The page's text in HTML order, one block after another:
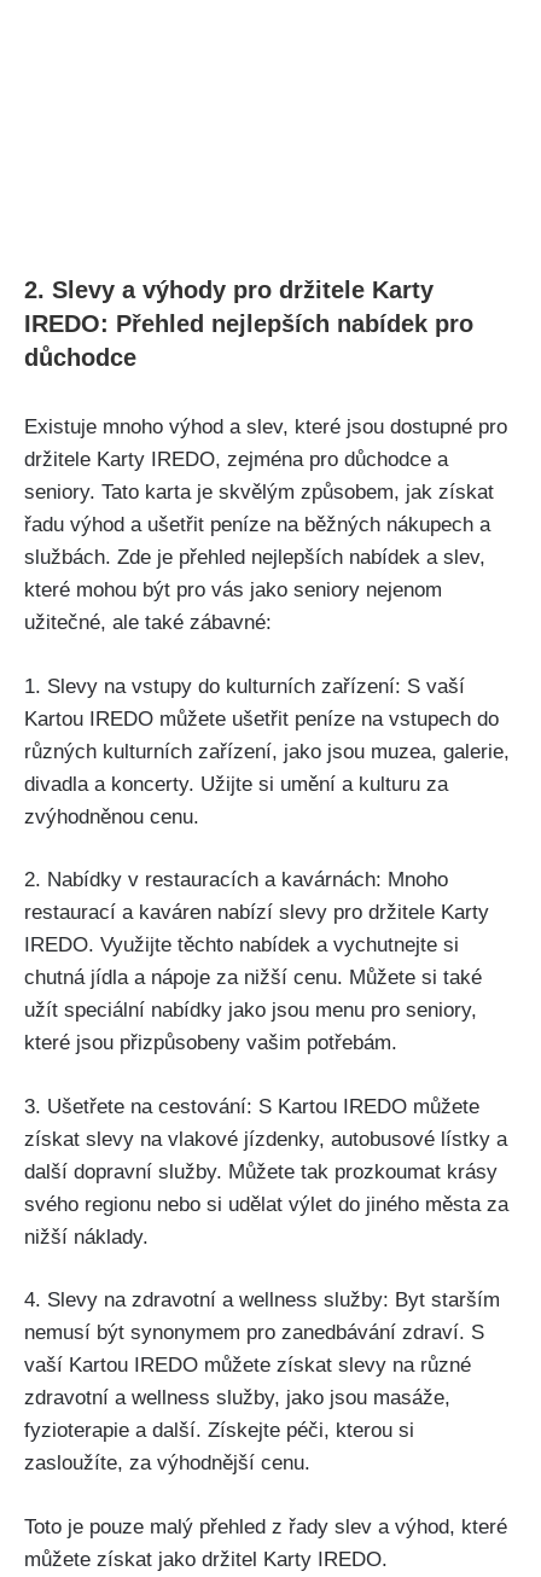
2. Slevy a výhody pro držitele Karty
IREDO: Přehled nejlepších nabídek pro
důchodce
Existuje mnoho výhod a slev, které jsou dostupné pro
držitele Karty IREDO, zejména pro důchodce a
seniory. Tato karta je skvělým způsobem, jak získat
řadu výhod a ušetřit peníze na běžných nákupech a
službách. Zde je přehled nejlepších nabídek a slev,
které mohou být pro vás jako seniory nejenom
užitečné, ale také zábavné:
1. Slevy na vstupy do kulturních zařízení: S vaší
Kartou IREDO můžete ušetřit peníze na vstupech do
různých kulturních zařízení, jako jsou muzea, galerie,
divadla a koncerty. Užijte si umění a kulturu za
zvýhodněnou cenu.
2. Nabídky v restauracích a kavárnách: Mnoho
restaurací a kaváren nabízí slevy pro držitele Karty
IREDO. Využijte těchto nabídek a vychutnejte si
chutná jídla a nápoje za nižší cenu. Můžete si také
užít speciální nabídky jako jsou menu pro seniory,
které jsou přizpůsobeny vašim potřebám.
3. Ušetřete na cestování: S Kartou IREDO můžete
získat slevy na vlakové jízdenky, autobusové lístky a
další dopravní služby. Můžete tak prozkoumat krásy
svého regionu nebo si udělat výlet do jiného města za
nižší náklady.
4. Slevy na zdravotní a wellness služby: Byt starším
nemusí být synonymem pro zanedbávání zdraví. S
vaší Kartou IREDO můžete získat slevy na různé
zdravotní a wellness služby, jako jsou masáže,
fyzioterapie a další. Získejte péči, kterou si
zasloužíte, za výhodnější cenu.
Toto je pouze malý přehled z řady slev a výhod, které
můžete získat jako držitel Karty IREDO.